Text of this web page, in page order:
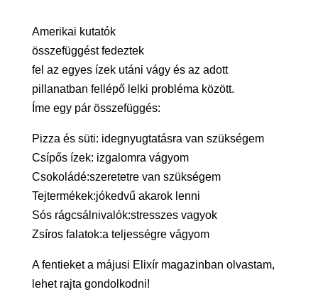
Amerikai kutatók
összefüggést fedeztek
fel az egyes ízek utáni vágy és az adott
pillanatban fellépő lelki probléma között.
Íme egy pár összefüggés:
Pizza és süti: idegnyugtatásra van szükségem
Csípős ízek: izgalomra vágyom
Csokoládé:szeretetre van szükségem
Tejtermékek:jókedvű akarok lenni
Sós rágcsálnivalók:stresszes vagyok
Zsíros falatok:a teljességre vágyom
A fentieket a májusi Elixír magazinban olvastam,
lehet rajta gondolkodni!